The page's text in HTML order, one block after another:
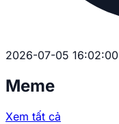
2026-07-05 16:02:00
Meme
Xem tất cả